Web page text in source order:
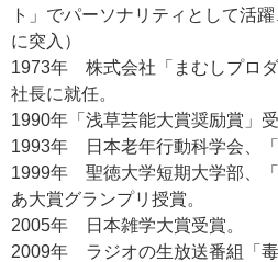
ト」でパーソナリティとして活
に突入）
1973年 株式会社「まむしプロ
社長に就任。
1990年「浅草芸能大賞奨励賞」受
1993年 日本老年行動科学会、「
1999年 聖徳大学短期大学部、
あ大賞グランプリ授賞。
2005年 日本雑学大賞受賞。
2009年 ラジオの生放送番組「